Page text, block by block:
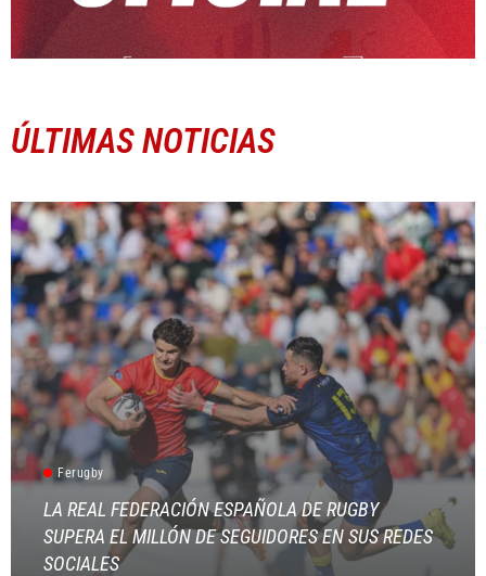
ÚLTIMAS NOTICIAS
Ferugby
LA REAL FEDERACIÓN ESPAÑOLA DE RUGBY
SUPERA EL MILLÓN DE SEGUIDORES EN SUS REDES
SOCIALES